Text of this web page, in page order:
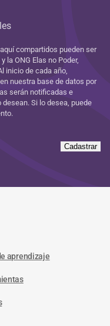
compartidos pueden ser
la ONG Elas no Poder,
inicio de cada año,
nuestra base de datos por
serán notificadas e
Si lo desea, puede
Cadastrar
aprendizaje